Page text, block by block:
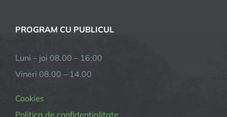
PROGRAM CU PUBLICUL
Luni – joi 08.00 – 16:00
Vineri 08.00 – 14.00
Cookies
Politica de confidentialitate